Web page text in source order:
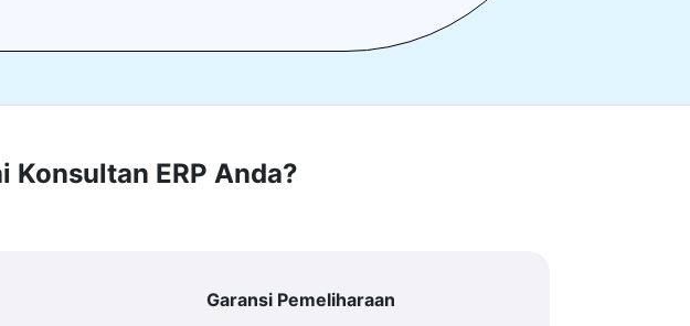
Konsultan ERP Anda?
Garansi Pemeliharaan